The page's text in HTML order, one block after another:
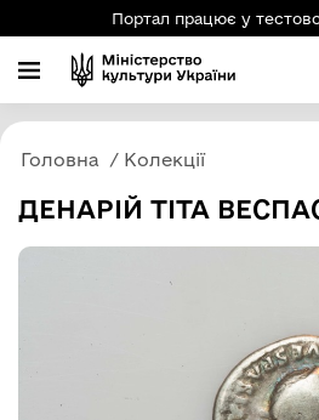
Портал працює у
Головна Колекції
ДЕНАРІЙ ТІТА